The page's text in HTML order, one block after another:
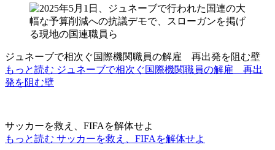
ジュネーブで相次ぐ国際機関職員の解雇 再出発を阻む壁
もっと読む ジュネーブで相次ぐ国際機関職員の解雇 再出
発を阻む壁
サッカーを救え、FIFAを解体せよ
もっと読む サッカーを救え、FIFAを解体せよ